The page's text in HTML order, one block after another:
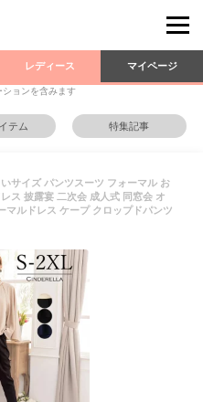
レディース マイページ
ョンを含みます
テム 特集記事
サイズ パンツスーツ フォーマル お
ス 披露宴 二次会 成人式 同窓会 オ
マルドレス ケープ クロップドパンツ